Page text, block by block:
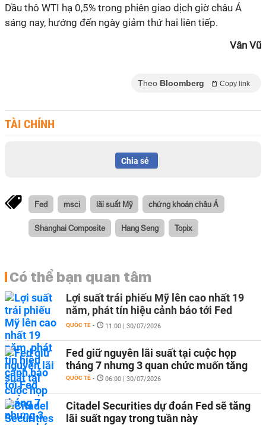
Dầu thô WTI hạ 0,5% trong phiên giao dịch giờ châu Á
sáng nay, hướng đến ngày giảm thứ hai liên tiếp.
Vân Vũ
Theo Bloomberg Copy link
TÀI CHÍNH
Chia sẻ
Fed msci lãi suất Mỹ chứng khoán châu Á
Shanghai Composite Hang Seng Topix
Có thể bạn quan tâm
Lợi suất trái phiếu Mỹ lên cao nhất 19
năm, phát tín hiệu cảnh báo tới Fed
QUỐC TẾ - 11:00 | 30/07/2026
Fed giữ nguyên lãi suất tại cuộc họp
tháng 7 nhưng 3 quan chức muốn tăng
QUỐC TẾ - 06:00 | 30/07/2026
Citadel Securities dự đoán Fed sẽ tăng
lãi suất ngay trong tuần này